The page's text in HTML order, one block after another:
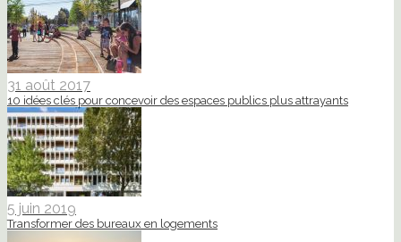
31 août 2017
10 idées clés pour concevoir des espaces publics plus attrayants
5 juin 2019
Transformer des bureaux en logements